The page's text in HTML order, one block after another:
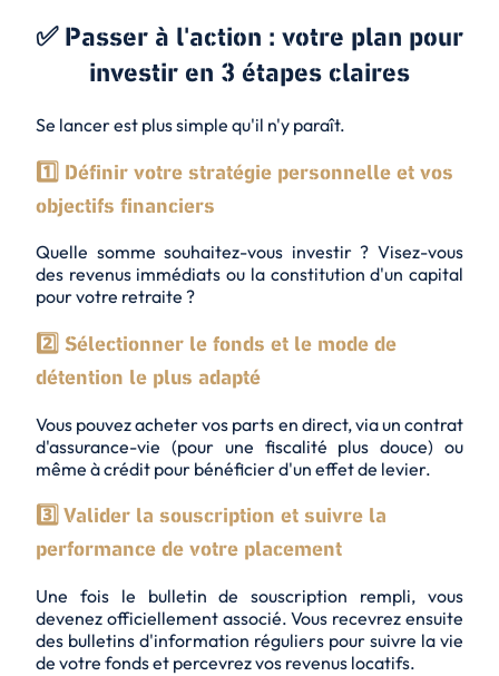
✅ Passer à l'action : votre plan pour
investir en 3 étapes claires
Se lancer est plus simple qu'il n'y paraît.
1️⃣ Définir votre stratégie personnelle et vos
objectifs financiers
Quelle somme souhaitez-vous investir ? Visez-vous
des revenus immédiats ou la constitution d'un capital
pour votre retraite ?
2️⃣ Sélectionner le fonds et le mode de
détention le plus adapté
Vous pouvez acheter vos parts en direct, via un contrat
d'assurance-vie (pour une fiscalité plus douce) ou
même à crédit pour bénéficier d'un effet de levier.
3️⃣ Valider la souscription et suivre la
performance de votre placement
Une fois le bulletin de souscription rempli, vous
devenez officiellement associé. Vous recevrez ensuite
des bulletins d'information réguliers pour suivre la vie
de votre fonds et percevrez vos revenus locatifs.